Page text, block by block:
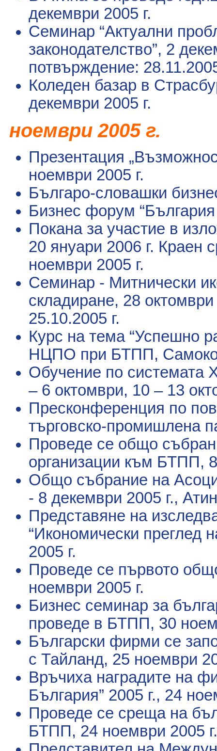
декември 2005 г.
Семинар “Актуални
законодателство”, 2
потвърждение:
Коледен базар в
декември 2005 г.
ноември 2005 г.
Презентация
ноември 2005 г.
Българо-словашки
Бизнес форум
Покана за участие в
20 януари 2006 г. Краен
ноември 2005 г.
Семинар - Митнически
складиране, 28
25.10.2005 г.
Курс на тема “Успешно
НЦПО при БТПП,
Обучение по системата
– 6 октомври, 10 – 13
Пресконференция по
търговско-промишлена
Проведе се общо
организации към БТПП,
Общо събрание на
- 8 декември 2005 г.,
Представяне на
“Икономически преглед
2005 г.
Проведе се първото
ноември 2005 г.
Бизнес семинар за
проведе в БТПП, 30
Български фирми се
с Тайланд, 25 ноември
Връчиха наградите на
България” 2005 г., 24
Проведе се среща на
БТПП, 24 ноември 2005 г.